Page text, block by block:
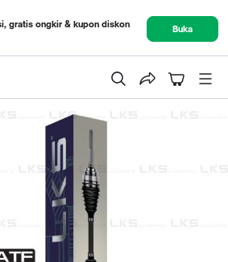
gratis ongkir & kupon diskon
Buka